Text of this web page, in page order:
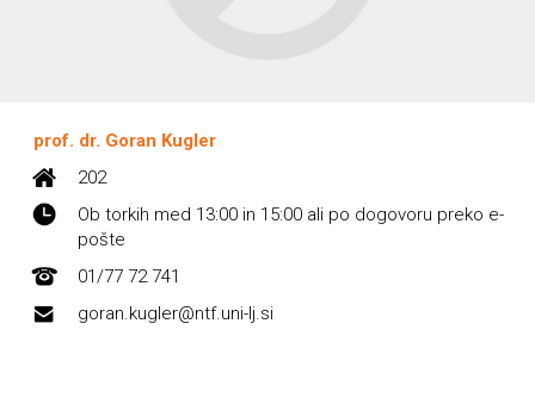
prof. dr. Goran Kugler
202
Ob torkih med 13:00 in 15:00 ali po dogovoru preko e-
pošte
01/77 72 741
goran.kugler@ntf.uni-lj.si